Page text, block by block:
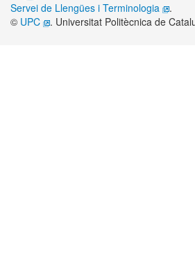
Servei de Llengües i Terminologia
.
© UPC . Universitat Politècnica de